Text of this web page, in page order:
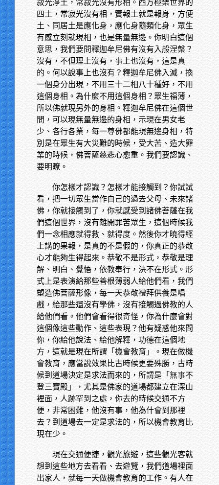
寂光淨土，常寂光沒有形相。西方極樂世界的
四土，常寂光沒有相，實報土就是報身，方便
土、同居土是應化身，應化身隨類化身，眾生
有感立刻就現相，也是無量無邊。你明白這個
意思，我們要問釋迦牟尼佛有沒有入般涅槃？
沒有，不但理上沒有，事上也沒有，這是真
的。何以說事上也沒有？釋迦牟尼佛入滅，換
一個身分出現，不用三十二相八十種好，不用
這個身相。為什麼不用這個身相？眾生福薄，
所以佛就現另外的身相。釋迦牟尼佛在這個世
間，可以現無量無邊的身相，示現在男女老
少、各行各業，每一尊佛都能現無邊身相，特
別是在眾生有大災難的時候，受大苦、造大罪
業的時候，佛菩薩慈悲心愈重。我們要認識、
要明瞭。
你怎樣才認識？怎樣才能接觸到？你試試
看，把一切眾生當作自己的過去父母、未來諸
佛，你就接觸到了，你就感受到諸佛菩薩在我
們這個世界，沒有離開罪苦眾生，這個時候我
們一念相應就得救、就得度。然後你才曉得經
上講的果報，是真的不是假的，你真正的恭敬
心才能夠生得起來。恭敬不是形式，恭敬是理
解、明白、覺悟，依教奉行，決不在形式。形
式上是表演給那些善根薄弱人給他們看，我們
塑造佛菩薩形像，每一天恭敬禮拜供養是唱
戲，給那些還沒有學佛，沒有接觸過佛教的人
給他們看。他們會看得很奇怪，你為什麼會對
這個像這些動作、這些表現？他有疑惑他來問
你，你給他說法、給他解釋，功德在這個地
方，這就是現在所謂「機會教育」。現在做機
會教育，應當說效果比古時候更要殊勝，古時
候到道場決定是求法而來的，所謂是「無事不
登三寶殿」，尤其是佛家的道場都建立在深山
裡面，人跡罕到之處，你去的時候交通不方
便，非常困難，他沒有事，他為什會到那裡
去？到道場去一定是求法的，所以機會教育比
現在少。
現在交通便捷，觀光旅遊，這些觀光客就
想到這些地方去看看、去遊覽，我們道場裡面
出家人，就每一天做機會教育的工作。有人在